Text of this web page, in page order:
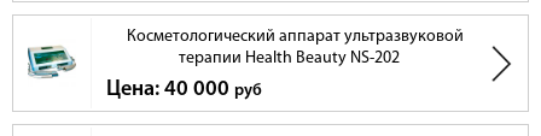
Косметологический аппарат ультразвуковой
терапии Health Beauty NS-202
Цена: 40 000 руб